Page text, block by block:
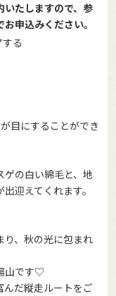
いたしますので、参
申込みください。
る
目にすることができ
の白い綿毛と、地
迎えてくれます。
り、秋の光に包まれ
山です♡
んだ縦走ルートをご